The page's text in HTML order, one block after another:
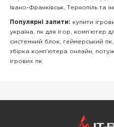
Івано-Франківськ, Тернопіль та
Популярні запити: купити
україна, пк для ігор, комп’ютер
системний блок, геймерський
збірка комп’ютера онлайн,
ігрових пк